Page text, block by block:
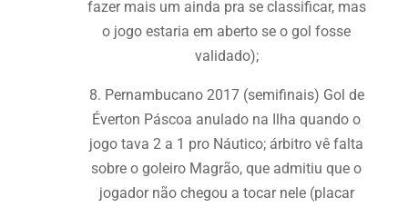
fazer mais um ainda pra se classificar, mas
o jogo estaria em aberto se o gol fosse
validado);
8. Pernambucano 2017 (semifinais) Gol de
Éverton Páscoa anulado na Ilha quando o
jogo tava 2 a 1 pro Náutico; árbitro vê falta
sobre o goleiro Magrão, que admitiu que o
jogador não chegou a tocar nele (placar